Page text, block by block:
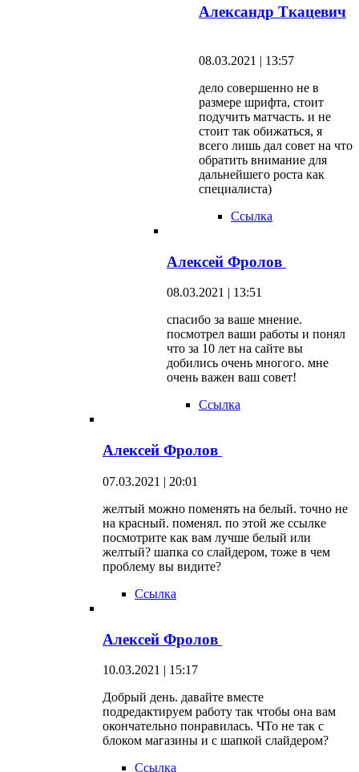
Александр Ткацевич
08.03.2021 | 13:57
дело совершенно не в
размере шрифта, стоит
подучить матчасть. и не
стоит так обижаться, я
всего лишь дал совет на что
обратить внимание для
дальнейшего роста как
специалиста)
Ссылка
Алексей Фролов
08.03.2021 | 13:51
спасибо за ваше мнение.
посмотрел ваши работы и понял
что за 10 лет на сайте вы
добились очень многого. мне
очень важен ваш совет!
Ссылка
Алексей Фролов
07.03.2021 | 20:01
желтый можно поменять на белый. точно не
на красный. поменял. по этой же ссылке
посмотрите как вам лучше белый или
желтый? шапка со слайдером, тоже в чем
проблему вы видите?
Ссылка
Алексей Фролов
10.03.2021 | 15:17
Добрый день. давайте вместе
подредактируем работу так чтобы она вам
окончательно понравилась. ЧТо не так с
блоком магазины и с шапкой слайдером?
Ссылка